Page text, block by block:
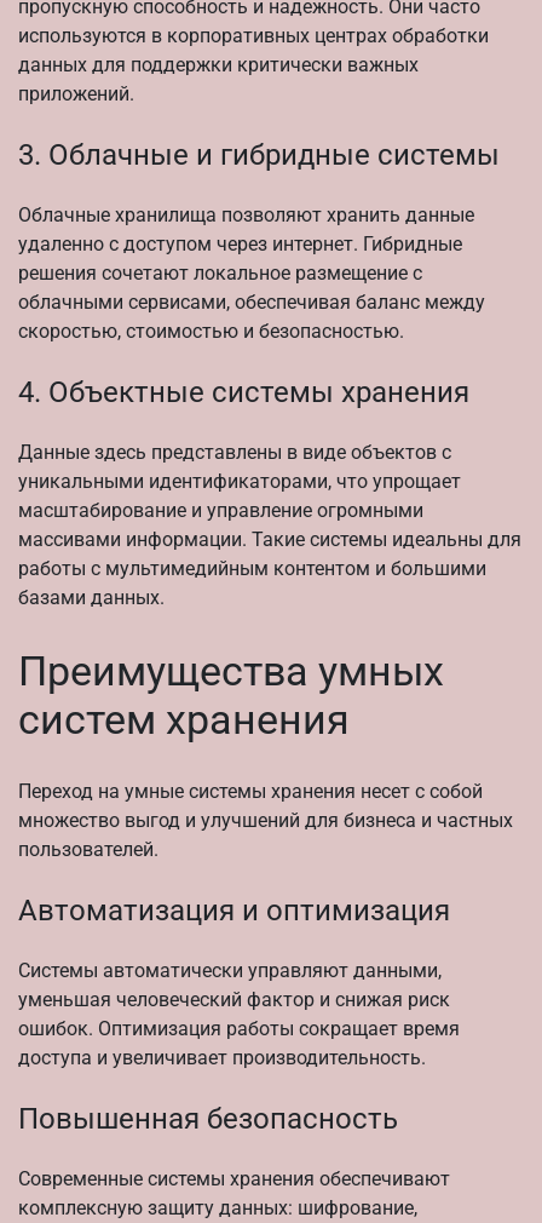
пропускную способность и надежность. Они часто
используются в корпоративных центрах обработки
данных для поддержки критически важных
приложений.
3. Облачные и гибридные системы
Облачные хранилища позволяют хранить данные
удаленно с доступом через интернет. Гибридные
решения сочетают локальное размещение с
облачными сервисами, обеспечивая баланс между
скоростью, стоимостью и безопасностью.
4. Объектные системы хранения
Данные здесь представлены в виде объектов с
уникальными идентификаторами, что упрощает
масштабирование и управление огромными
массивами информации. Такие системы идеальны для
работы с мультимедийным контентом и большими
базами данных.
Преимущества умных
систем хранения
Переход на умные системы хранения несет с собой
множество выгод и улучшений для бизнеса и частных
пользователей.
Автоматизация и оптимизация
Системы автоматически управляют данными,
уменьшая человеческий фактор и снижая риск
ошибок. Оптимизация работы сокращает время
доступа и увеличивает производительность.
Повышенная безопасность
Современные системы хранения обеспечивают
комплексную защиту данных: шифрование,